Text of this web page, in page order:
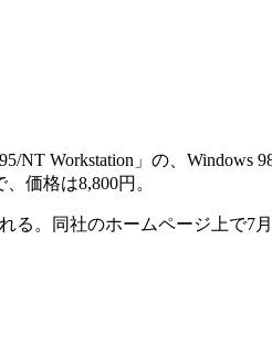
NT Workstation」の、
価格は8,800円。
。同社のホームページ上で7